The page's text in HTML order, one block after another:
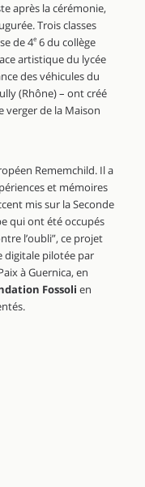
après la cérémonie,
Trois classes
de 4e 6 du collège
artistique du lycée
des véhicules du
(Rhône) – ont créé
verger de la Maison
Rememchild. Il a
et mémoires
mis sur la Seconde
qui ont été occupés
l’oubli”, ce projet
digitale pilotée par
à Guernica, en
Fossoli en